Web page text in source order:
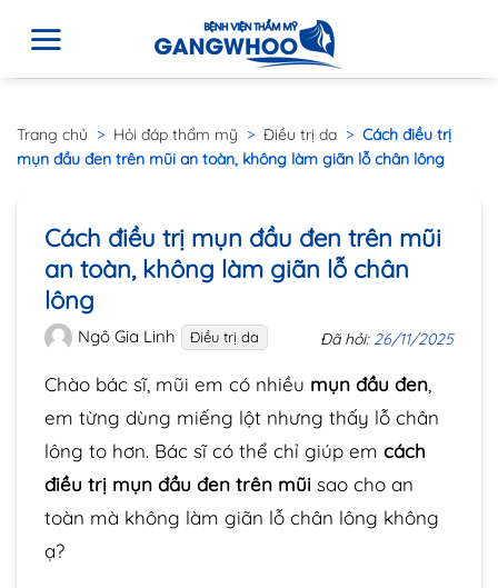
Trang chủ > Hỏi đáp thẩm mỹ > Điều trị da > Cách điều trị
mụn đầu đen trên mũi an toàn, không làm giãn lỗ chân lông
Cách điều trị mụn đầu đen trên mũi
an toàn, không làm giãn lỗ chân
lông
Ngô Gia Linh Điều trị da Đã hỏi: 26/11/2025
Chào bác sĩ, mũi em có nhiều mụn đầu đen
em từng dùng miếng lột nhưng thấy lỗ chân
lông to hơn. Bác sĩ có thể chỉ giúp em cách
điều trị mụn đầu đen trên mũi sao cho an
toàn mà không làm giãn lỗ chân lông không
ạ?